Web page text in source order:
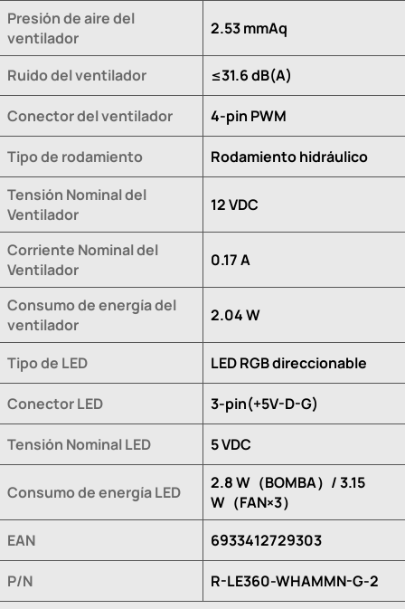
Presión de aire del
ventilador
2.53 mmAq
Ruido del ventilador ≤31.6 dB(A)
Conector del ventilador 4-pin PWM
Tipo de rodamiento
Rodamiento hidráulico
Tensión Nominal del
Ventilador
12 VDC
Corriente Nominal del
Ventilador
0.17 A
Consumo de energía del
ventilador
2.04 W
Tipo de LED LED RGB direccionable
Conector LED 3-pin(+5V-D-G)
Tensión Nominal LED 5 VDC
Consumo de energía LED
2.8 W（BOMBA）/ 3.15
W（FAN×3）
EAN
6933412729303
P/N R-LE360-WHAMMN-G-2